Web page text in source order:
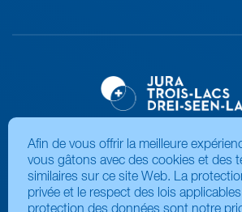
Afin de vous offrir la meilleure
vous gâtons avec des cookies et des
similaires sur ce site Web. La
privée et le respect des lois